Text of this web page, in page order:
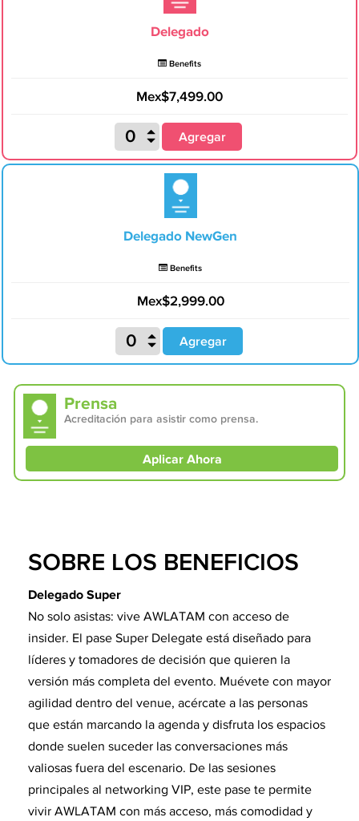
Delegado
Benefits
Mex$7,499.00
Agregar
Delegado NewGen
Benefits
Mex$2,999.00
Agregar
Prensa
Acreditación para asistir como prensa.
Aplicar Ahora
SOBRE LOS BENEFICIOS
Delegado Super
No solo asistas: vive AWLATAM con acceso de
insider. El pase Super Delegate está diseñado para
líderes y tomadores de decisión que quieren la
versión más completa del evento. Muévete con mayor
agilidad dentro del venue, acércate a las personas
que están marcando la agenda y disfruta los espacios
donde suelen suceder las conversaciones más
valiosas fuera del escenario. De las sesiones
principales al networking VIP, este pase te permite
vivir AWLATAM con más acceso, más comodidad y